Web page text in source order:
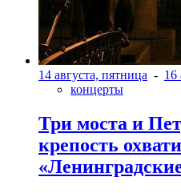
14 августа, пятница - 16
концерты
Три моста и
крепость